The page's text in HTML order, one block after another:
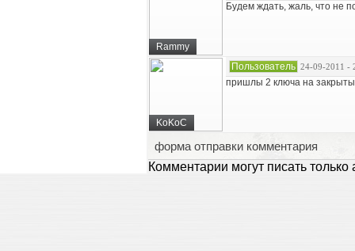
Rammy
Будем ждать, жаль, что не
KoKoC
Пользователь 24-09-2011 -
пришлы 2 ключа на
форма отправки комментария
Комментарии могут писать